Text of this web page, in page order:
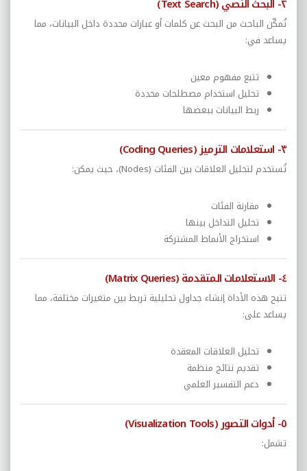
٢- البحث النصي (Text Search)
تُمكّن الباحث من البحث عن كلمات أو عبارات محددة داخل البيانات، مما
يساعد في:
تتبع مفهوم معين
تحليل استخدام مصطلحات محددة
ربط البيانات ببعضها
٣- استعلامات الترميز (Coding Queries)
تُستخدم لتحليل العلاقات بين الفئات (Nodes)، حيث يمكن:
مقارنة الفئات
تحليل التداخل بينها
استخراج الأنماط المشتركة
٤- الاستعلامات المتقدمة (Matrix Queries)
تتيح هذه الأداة إنشاء جداول تحليلية تربط بين متغيرات مختلفة، مما
يساعد على:
تحليل العلاقات المعقدة
تقديم نتائج منظمة
دعم التفسير العلمي
٥- أدوات التصور (Visualization Tools)
تشمل: